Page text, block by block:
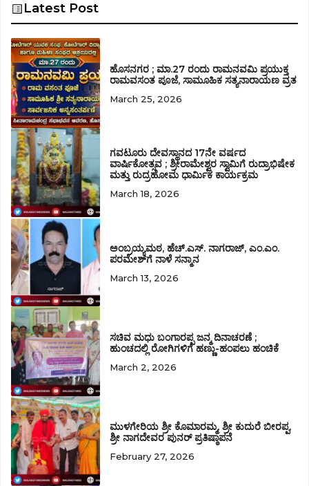
Latest Post
ಹೊಸನಗರ ; ಮಾ.27 ರಂದು ರಾಮನವಮಿ ಪ್ರಯುಕ್ತ
ರಾಮವಸಂತ ಪೂಜೆ, ಸಾಮೂಹಿಕ ಸತ್ಯನಾರಾಯಣ ವ್ರತ
March 25, 2026
ಗವಟೂರು ದೇವಸ್ಥಾನದ 17ನೇ ವರ್ಷದ
ವಾರ್ಷಿಕೋತ್ಸವ ; ಶ್ರೀರಾಮೇಶ್ವರ ಸ್ವಾಮಿಗೆ ರುದ್ರಾಭಿಷೇಕ
ಮತ್ತು ರುದ್ರಹೋಮ ಧಾರ್ಮಿಕ ಕಾರ್ಯಕ್ರಮ
March 18, 2026
ಅಂಬ್ರಯ್ಯಮಠ, ಹೆಚ್.ಎಸ್. ನಾಗರಾಜ್‌, ಎಂ.ಎಂ.
ಪರಮೇಶ್‌ಗೆ ನಾಳೆ ಸನ್ಮಾನ
March 13, 2026
ಸಚಿವ ಮಧು ಬಂಗಾರಪ್ಪ ಜನ್ಮ ದಿನಾಚರಣೆ ;
ಹುಂಚದಲ್ಲಿ ರೋಗಿಗಳಿಗೆ ಹಣ್ಣು-ಹಂಪಲು ಹಂಚಿಕೆ
March 2, 2026
ಮುಳಗೇರಿಯ ಶ್ರೀ ಕೊಮಾರಮ್ಮ, ಶ್ರೀ ಕುದುರೆ ಬೀರಪ್ಪ,
ಶ್ರೀ ನಾಗದೇವರ ಪುನರ್ ಪ್ರತಿಷ್ಠಾಪನೆ
February 27, 2026